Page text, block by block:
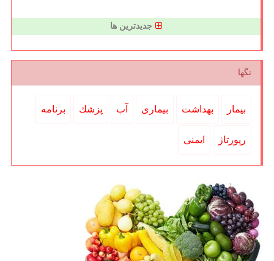
جدیدترین ها
تگها
بیمار بهداشت بیماری آب پزشك برنامه
رپورتاژ ایمنی